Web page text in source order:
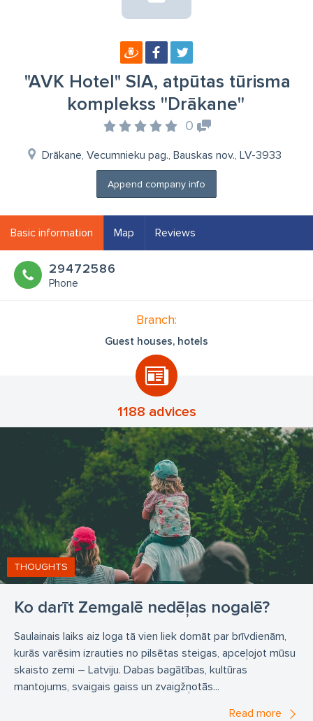
"AVK Hotel" SIA, atpūtas tūrisma
komplekss ''Drākane''
0
Drākane, Vecumnieku pag., Bauskas nov., LV-3933
Append company info
Basic information Map Reviews
29472586
Phone
Branch:
Guest houses, hotels
1188 advices
Ko darīt Zemgalē nedēļas nogalē?
THOUGHTS
Saulainais laiks aiz loga tā vien liek domāt par brīvdienām,
kurās varēsim izrauties no pilsētas steigas, apceļojot mūsu
skaisto zemi – Latviju. Dabas bagātības, kultūras
mantojums, svaigais gaiss un zvaigžņotās...
Read more